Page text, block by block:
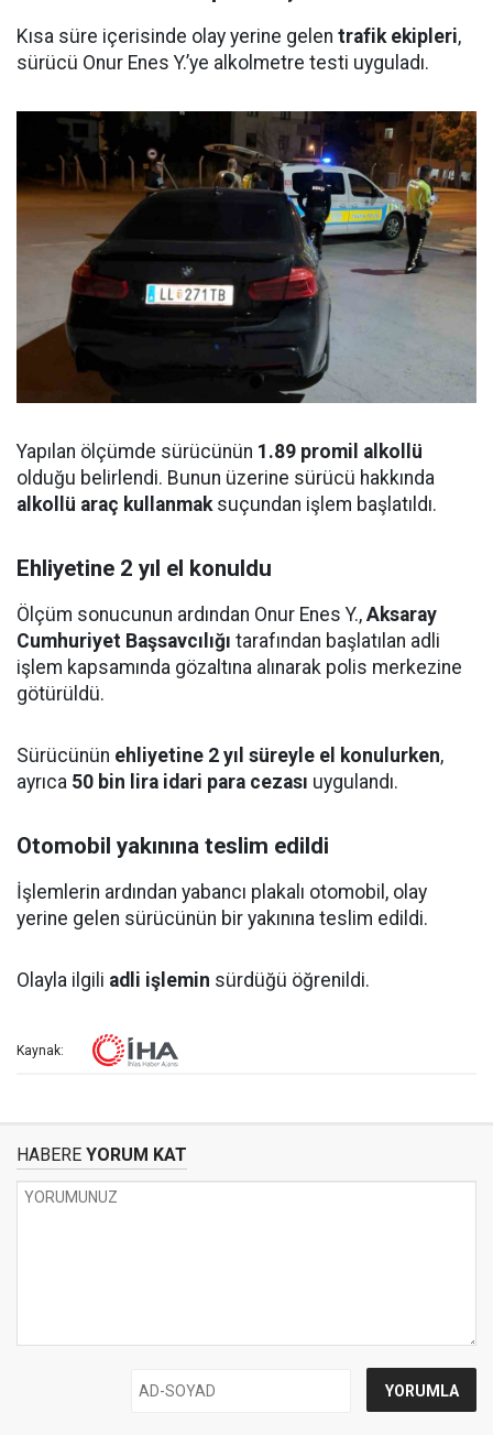
Kısa süre içerisinde olay yerine gelen trafik ekipleri,
sürücü Onur Enes Y.’ye alkolmetre testi uyguladı.
Yapılan ölçümde sürücünün 1.89 promil alkollü
olduğu belirlendi. Bunun üzerine sürücü hakkında
alkollü araç kullanmak suçundan işlem başlatıldı.
Ehliyetine 2 yıl el konuldu
Ölçüm sonucunun ardından Onur Enes Y., Aksaray
Cumhuriyet Başsavcılığı tarafından başlatılan adli
işlem kapsamında gözaltına alınarak polis merkezine
götürüldü.
Sürücünün ehliyetine 2 yıl süreyle el konulurken,
ayrıca 50 bin lira idari para cezası uygulandı.
Otomobil yakınına teslim edildi
İşlemlerin ardından yabancı plakalı otomobil, olay
yerine gelen sürücünün bir yakınına teslim edildi.
Olayla ilgili adli işlemin sürdüğü öğrenildi.
Kaynak:
HABERE YORUM KAT